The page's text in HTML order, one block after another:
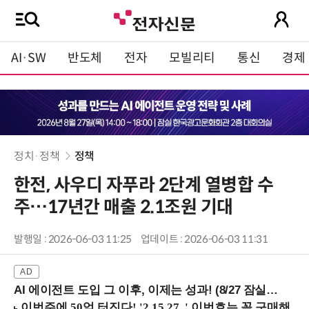
AI·SW 반도체 전자 모빌리티 통신 경제
정치·정책 정책
한전, 사우디 자푸라 2단계 열병합 수
주…17년간 매출 2.1조원 기대
발행일 : 2026-06-03 11:25 업데이트 : 2026-06-03 11:31
AI 에이전트 도입 그 이후, 이제는 성과! (8/27 잠실역)